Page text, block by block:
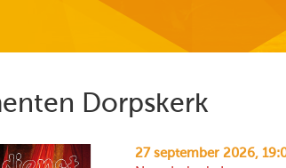
Dorpskerk
27 september 2026,